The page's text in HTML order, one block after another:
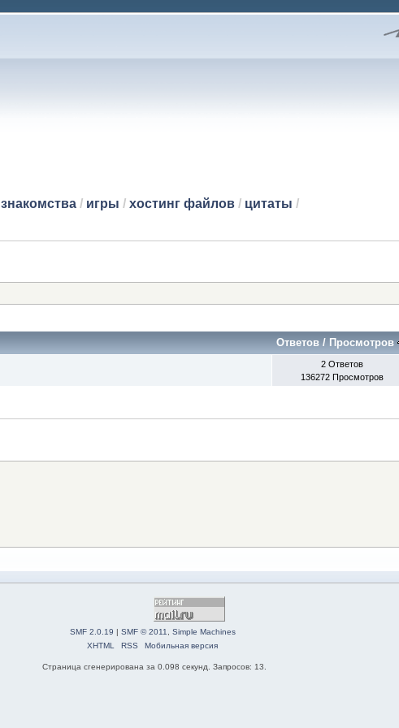
знакомства/ игры / хостинг файлов/ цитаты /
Ответов / Просмотров
2 Ответов
136272 Просмотров
SMF 2.0.19 | SMF © 2011
Simple Machines
XHTML
RSS Мобильная версия
Страница сгенерирована за 0.098 секунд. Запросов: 13.